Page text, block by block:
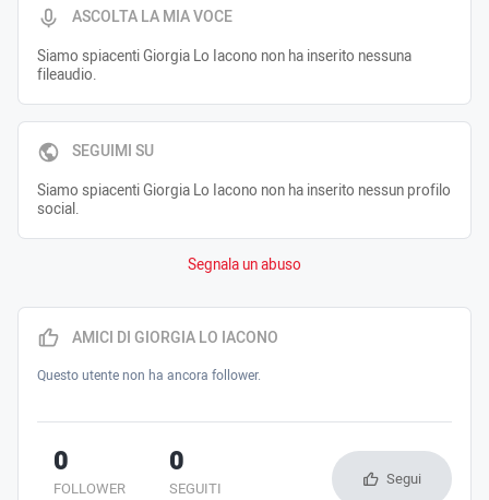
ASCOLTA LA MIA VOCE
Siamo spiacenti Giorgia Lo Iacono non ha inserito nessuna
fileaudio.
SEGUIMI SU
Siamo spiacenti Giorgia Lo Iacono non ha inserito nessun profilo
social.
Segnala un abuso
AMICI DI GIORGIA LO IACONO
Questo utente non ha ancora follower.
FOLLOWER
0
SEGUITI
0 Segui